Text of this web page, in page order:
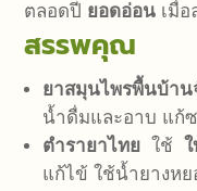
ตลอดปี ยอดอ่อน เมื่
สรรพคุณ
ยาสมุนไพรพื้นบ้า
น้ำดื่มและอาบ แก้
ตำรายาไทย ใช้
แก้ไข้ ใช้น้ำยางห